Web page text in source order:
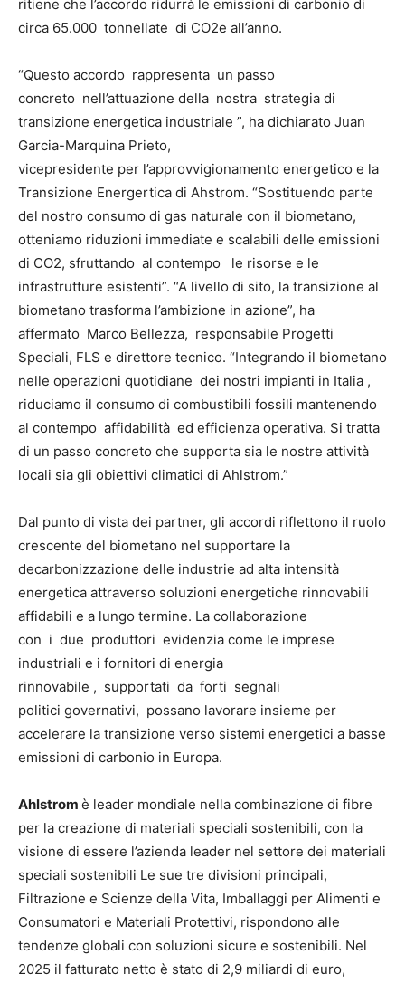
ritiene che l’accordo ridurrà le emissioni di carbonio di
circa 65.000 tonnellate di CO2e all’anno.
“Questo accordo rappresenta un passo
concreto nell’attuazione della nostra strategia di
transizione energetica industriale ”, ha dichiarato Juan
Garcia-Marquina Prieto,
vicepresidente per l’approvvigionamento energetico e la
Transizione Energertica di Ahstrom. “Sostituendo parte
del nostro consumo di gas naturale con il biometano,
otteniamo riduzioni immediate e scalabili delle emissioni
di CO2, sfruttando al contempo le risorse e le
infrastrutture esistenti”. “A livello di sito, la transizione al
biometano trasforma l’ambizione in azione”, ha
affermato Marco Bellezza, responsabile Progetti
Speciali, FLS e direttore tecnico. “Integrando il biometano
nelle operazioni quotidiane dei nostri impianti in Italia ,
riduciamo il consumo di combustibili fossili mantenendo
al contempo affidabilità ed efficienza operativa. Si tratta
di un passo concreto che supporta sia le nostre attività
locali sia gli obiettivi climatici di Ahlstrom.”
Dal punto di vista dei partner, gli accordi riflettono il ruolo
crescente del biometano nel supportare la
decarbonizzazione delle industrie ad alta intensità
energetica attraverso soluzioni energetiche rinnovabili
affidabili e a lungo termine. La collaborazione
con i due produttori evidenzia come le imprese
industriali e i fornitori di energia
rinnovabile , supportati da forti segnali
politici governativi, possano lavorare insieme per
accelerare la transizione verso sistemi energetici a basse
emissioni di carbonio in Europa.
Ahlstrom è leader mondiale nella combinazione di fibre
per la creazione di materiali speciali sostenibili, con la
visione di essere l’azienda leader nel settore dei materiali
speciali sostenibili Le sue tre divisioni principali,
Filtrazione e Scienze della Vita, Imballaggi per Alimenti e
Consumatori e Materiali Protettivi, rispondono alle
tendenze globali con soluzioni sicure e sostenibili. Nel
2025 il fatturato netto è stato di 2,9 miliardi di euro,